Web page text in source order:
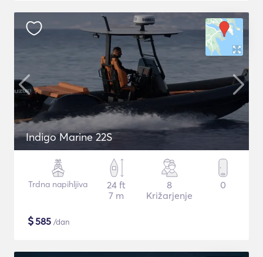
Indigo Marine 22S
Trdna napihljiva
24 ft
7 m
8
Križarjenje
0
$585 /dan